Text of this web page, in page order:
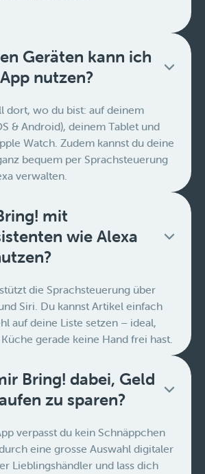
Geräten kann ich
nutzen?
dort, wo du bist: auf deinem
& Android), deinem Tablet und
Watch. Zudem kannst du deine
bequem per Sprachsteuerung
verwalten.
mit
wie Alexa
die Sprachsteuerung über
Siri. Du kannst Artikel einfach
auf deine Liste setzen – ideal,
gerade keine Hand frei hast.
Bring! dabei, Geld
zu sparen?
verpasst du kein Schnäppchen
eine grosse Auswahl digitaler
Lieblingshändler und lass dich